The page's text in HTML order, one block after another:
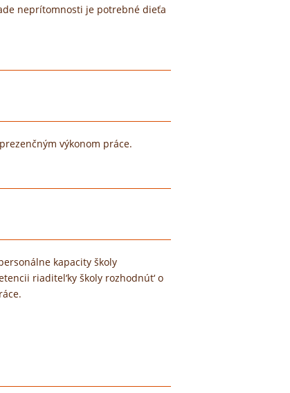
neprítomnosti je potrebné dieťa
výkonom práce.
kapacity školy
riaditel‘ky školy rozhodnút‘ o